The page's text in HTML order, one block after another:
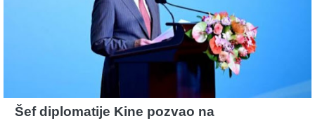
Šef diplomatije Kine pozvao na